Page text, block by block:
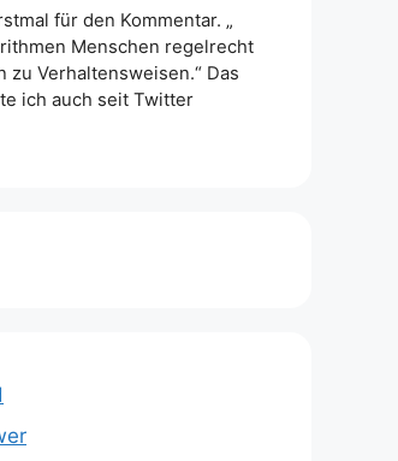
für den Kommentar. „
Menschen regelrecht
zu Verhaltensweisen.“ Das
ich auch seit Twitter